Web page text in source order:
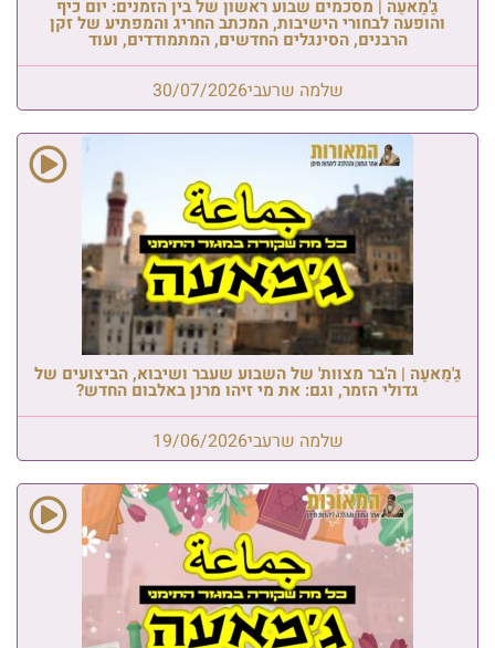
גַ'מַאעַה | מסכמים שבוע ראשון של בין הזמנים: יום כיף
והופעה לבחורי הישיבות, המכתב החריג והמפתיע של זקן
הרבנים, הסינגלים החדשים, המתמודדים, ועוד
שלמה שרעבי30/07/2026
גַ'מַאעַה | ה'בר מצוות' של השבוע שעבר ושיבוא, הביצועים של
גדולי הזמר, וגם: את מי זיהו מרנן באלבום החדש?
שלמה שרעבי19/06/2026